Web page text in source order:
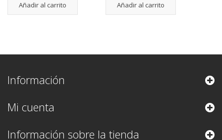
Añadir al carrito Añadir al carrito
Información
Mi cuenta
Información sobre la tienda